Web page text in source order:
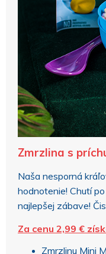
Zmrzlina s
Naša nesporná
hodnotenie! Chutí
najlepšej zábave!
Za cenu 2,99 €
Zmrzlinu Mini